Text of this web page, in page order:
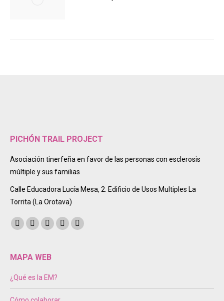
PICHÓN TRAIL PROJECT
Asociación tinerfeña en favor de las personas con esclerosis
múltiple y sus familias
Calle Educadora Lucía Mesa, 2. Edificio de Usos Multiples La
Torrita (La Orotava)
Encuéntranos en:
Facebook
opens
new
Twitter
opens
new
Instagram
opens
new
Mail Sitio
MAPA WEB
¿Qué es la EM?